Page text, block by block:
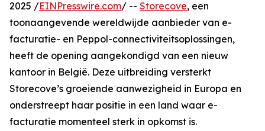
2025 /EINPresswire.com/ -- Storecove, een
toonaangevende wereldwijde aanbieder van e-
facturatie- en Peppol-connectiviteitsoplossingen,
heeft de opening aangekondigd van een nieuw
kantoor in België. Deze uitbreiding versterkt
Storecove’s groeiende aanwezigheid in Europa en
onderstreept haar positie in een land waar e-
facturatie momenteel sterk in opkomst is.